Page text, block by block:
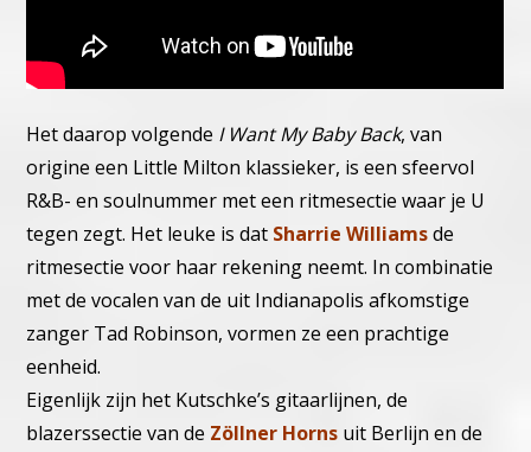
Het daarop volgende I Want My Baby Back, van
origine een Little Milton klassieker, is een sfeervol
R&B- en soulnummer met een ritmesectie waar je U
tegen zegt. Het leuke is dat Sharrie Williamsde
ritmesectie voor haar rekening neemt. In combinatie
met de vocalen van de uit Indianapolis afkomstige
zanger Tad Robinson, vormen ze een prachtige
eenheid.
Eigenlijk zijn het Kutschke’s gitaarlijnen, de
blazerssectie van de Zöllner Horns uit Berlijn en de